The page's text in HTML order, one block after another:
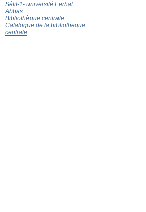
Sétif-1- université Ferhat
Abbas
Bibliothèque centrale
Catalogue de la bibliotheque
centrale